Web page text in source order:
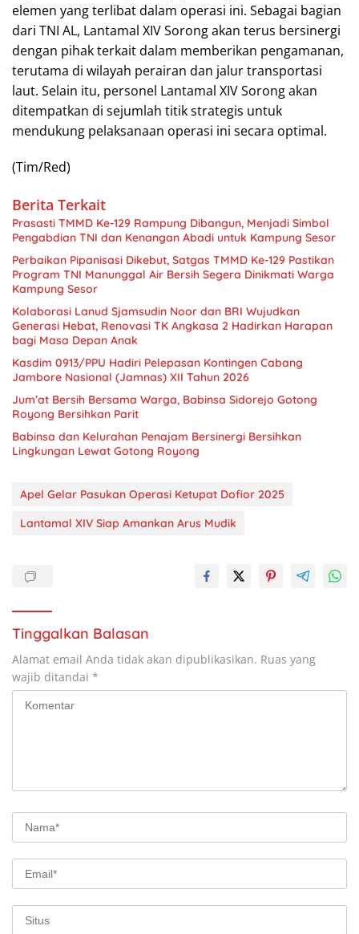
elemen yang terlibat dalam operasi ini. Sebagai bagian
dari TNI AL, Lantamal XIV Sorong akan terus bersinergi
dengan pihak terkait dalam memberikan pengamanan,
terutama di wilayah perairan dan jalur transportasi
laut. Selain itu, personel Lantamal XIV Sorong akan
ditempatkan di sejumlah titik strategis untuk
mendukung pelaksanaan operasi ini secara optimal.
(Tim/Red)
Berita Terkait
Prasasti TMMD Ke-129 Rampung Dibangun, Menjadi Simbol
Pengabdian TNI dan Kenangan Abadi untuk Kampung Sesor
Perbaikan Pipanisasi Dikebut, Satgas TMMD Ke-129 Pastikan
Program TNI Manunggal Air Bersih Segera Dinikmati Warga
Kampung Sesor
Kolaborasi Lanud Sjamsudin Noor dan BRI Wujudkan
Generasi Hebat, Renovasi TK Angkasa 2 Hadirkan Harapan
bagi Masa Depan Anak
Kasdim 0913/PPU Hadiri Pelepasan Kontingen Cabang
Jambore Nasional (Jamnas) XII Tahun 2026
Jum’at Bersih Bersama Warga, Babinsa Sidorejo Gotong
Royong Bersihkan Parit
Babinsa dan Kelurahan Penajam Bersinergi Bersihkan
Lingkungan Lewat Gotong Royong
Apel Gelar Pasukan Operasi Ketupat Dofior 2025
Lantamal XIV Siap Amankan Arus Mudik
Tinggalkan Balasan
Alamat email Anda tidak akan dipublikasikan. Ruas yang
wajib ditandai *